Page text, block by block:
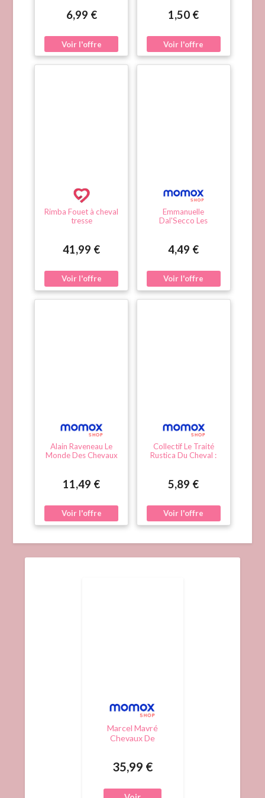
6,99 € 1,50 €
Rimba Fouet à cheval
tresse
41,99 €
Emmanuelle
Dal'Secco Les
4,49 €
Alain Raveneau Le
Monde Des Chevaux
11,49 €
Collectif Le Traité
Rustica Du Cheval :
Logement Et
Entretien, Les
Disciplines Équestres
5,89 €
Marcel Mavré
Chevaux De
35,99 €